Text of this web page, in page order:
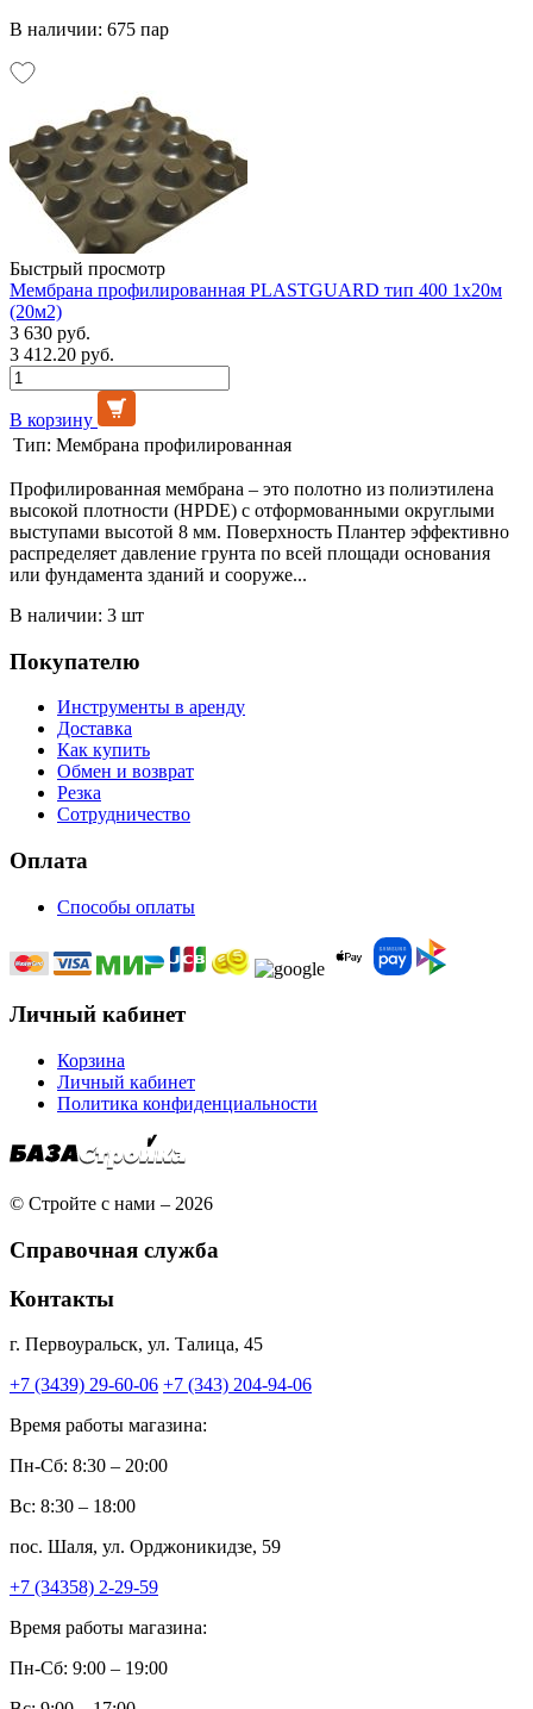
В наличии: 675 пар
Быстрый просмотр
Мембрана профилированная PLASTGUARD тип 400 1х20м
(20м2)
3 630 руб.
3 412.20 руб.
В корзину
Тип: Мембрана профилированная
Профилированная мембрана – это полотно из полиэтилена
высокой плотности (HPDE) с отформованными округлыми
выступами высотой 8 мм. Поверхность Плантер эффективно
распределяет давление грунта по всей площади основания
или фундамента зданий и сооруже...
В наличии: 3 шт
Покупателю
Инструменты в аренду
Доставка
Как купить
Обмен и возврат
Резка
Сотрудничество
Оплата
Способы оплаты
Личный кабинет
Корзина
Личный кабинет
Политика конфиденциальности
© Стройте с нами – 2026
Справочная служба
Контакты
г. Первоуральск, ул. Талица, 45
+7 (3439) 29-60-06 +7 (343) 204-94-06
Время работы магазина:
Пн-Сб: 8:30 – 20:00
Вс: 8:30 – 18:00
пос. Шаля, ул. Орджоникидзе, 59
+7 (34358) 2-29-59
Время работы магазина:
Пн-Сб: 9:00 – 19:00